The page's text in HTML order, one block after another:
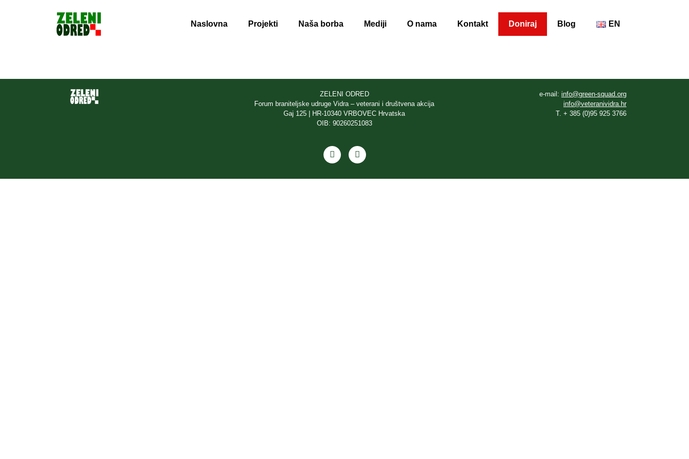
Naslovna Projekti Naša borba Mediji O nama Kontakt Doniraj Blog EN
ZELENI ODRED
Forum braniteljske udruge Vidra – veterani i društvena akcija
Gaj 125 | HR-10340 VRBOVEC Hrvatska
OIB: 90260251083
e-mail: info@green-squad.org
info@veteranividra.hr
T. + 385 (0)95 925 3766